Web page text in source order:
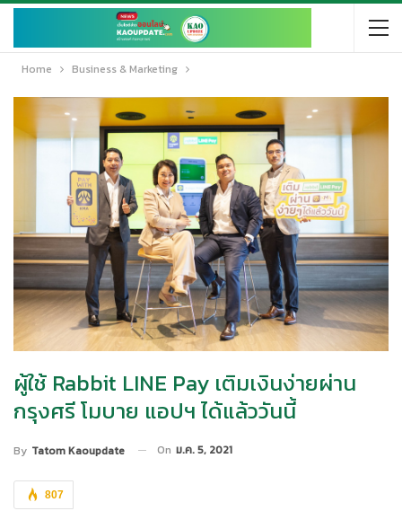
Home Business & Marketing
ผู้ใช้ Rabbit LINE Pay เติมเงินง่ายผ่าน
กรุงศรี โมบาย แอปฯ ได้แล้ววันนี้
By Tatom Kaoupdate On ม.ค. 5, 2021
807